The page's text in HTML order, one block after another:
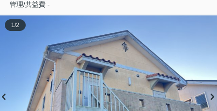
管理/共益費 -
1/2